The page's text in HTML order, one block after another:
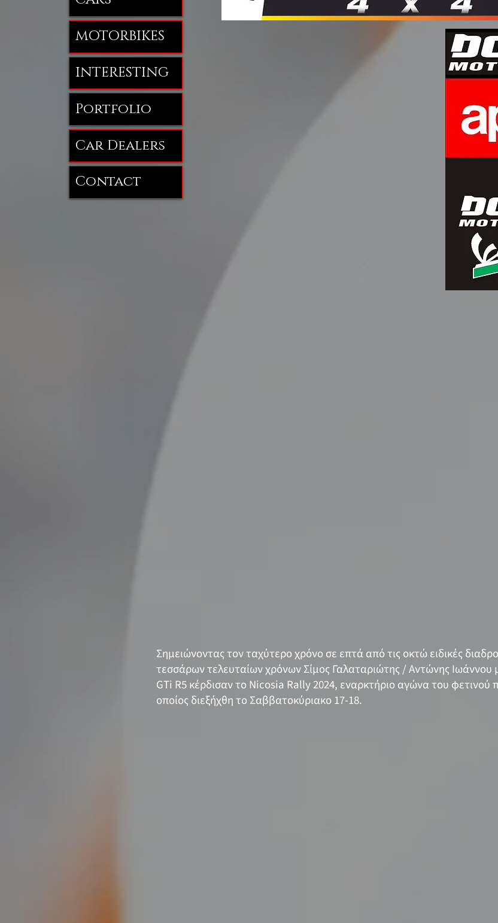
MOTORBIKES
INTERESTING
Portfolio
Car Dealers
Contact
Σημειώνοντας τον ταχύτερο χρόνο σε επτά από τις οκτώ ειδικές
τεσσάρων τελευταίων χρόνων Σίμος Γαλαταριώτης / Αντώνης
GTi R5 κέρδισαν το Nicosia Rally 2024, εναρκτήριο αγώνα του
οποίος διεξήχθη το Σαββατοκύριακο 17-18.